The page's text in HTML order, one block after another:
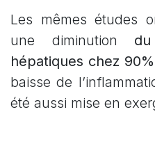
Les mêmes études
une diminution
hépatiques chez 90%
baisse de
été aussi mise en